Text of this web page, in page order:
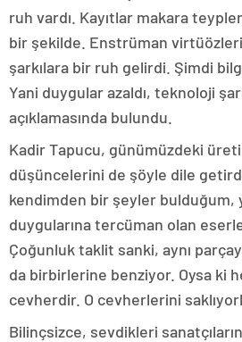
ruh vardı. Kayıtlar makara
bir şekilde. Enstrüman virtüözleri
şarkılara bir ruh gelirdi. Şimdi
Yani duygular azaldı, teknoloji
açıklamasında bulundu.
Kadir Tapucu, günümüzdeki
düşüncelerini de şöyle dile
kendimden bir şeyler bulduğum,
duygularına tercüman olan
Çoğunluk taklit sanki, aynı
da birbirlerine benziyor. Oysa ki
cevherdir. O cevherlerini
Bilinçsizce, sevdikleri